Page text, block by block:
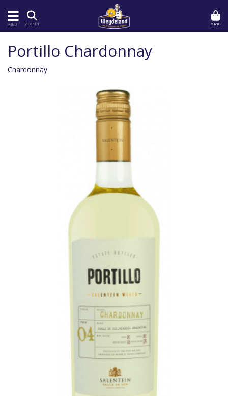
MENU ZOEKEN MAND
Portillo Chardonnay
Chardonnay